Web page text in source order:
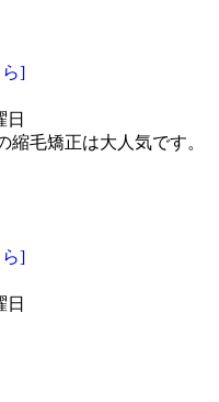
]
日
毛矯正は大人気です。
]
日